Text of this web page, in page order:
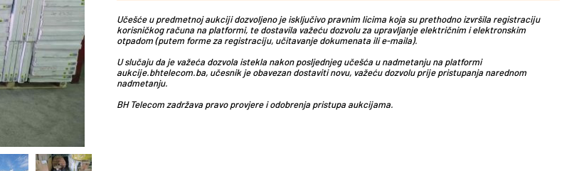
Učešće u predmetnoj aukciji dozvoljeno je isključivo pravnim licima koja su prethodno izvršila registraciju
korisničkog računa na platformi, te dostavila važeću dozvolu za upravljanje električnim i elektronskim
otpadom (putem forme za registraciju, učitavanje dokumenata ili e-maila).
U slučaju da je važeća dozvola istekla nakon posljednjeg učešća u nadmetanju na platformi
aukcije.bhtelecom.ba, učesnik je obavezan dostaviti novu, važeću dozvolu prije pristupanja narednom
nadmetanju.
BH Telecom zadržava pravo provjere i odobrenja pristupa aukcijama.